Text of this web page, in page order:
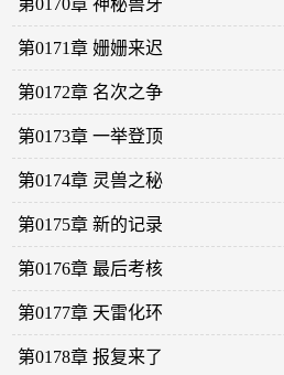
第0170章 神秘兽牙
第0171章 姗姗来迟
第0172章 名次之争
第0173章 一举登顶
第0174章 灵兽之秘
第0175章 新的记录
第0176章 最后考核
第0177章 天雷化环
第0178章 报复来了